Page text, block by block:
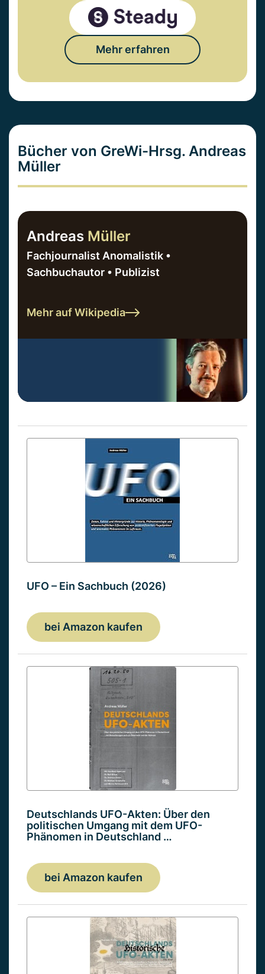
Mehr erfahren
Bücher von GreWi-Hrsg. Andreas
Müller
Andreas Müller
Fachjournalist Anomalistik •
Sachbuchautor • Publizist
Mehr auf Wikipedia
UFO – Ein Sachbuch (2026)
bei Amazon kaufen
Deutschlands UFO-Akten: Über den
politischen Umgang mit dem UFO-
Phänomen in Deutschland …
bei Amazon kaufen